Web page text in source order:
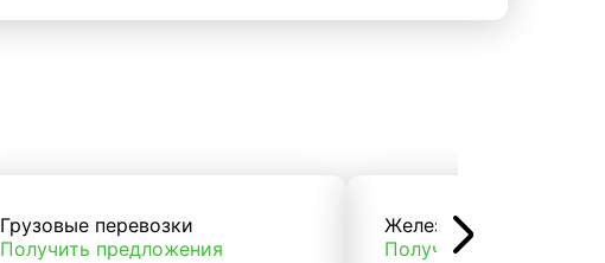
Грузовые перевозки
Получить предложения
Железнодорожные
Получить